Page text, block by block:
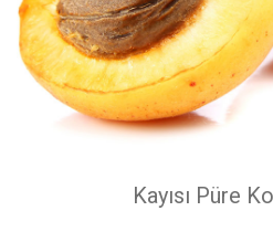
Kayısı Püre